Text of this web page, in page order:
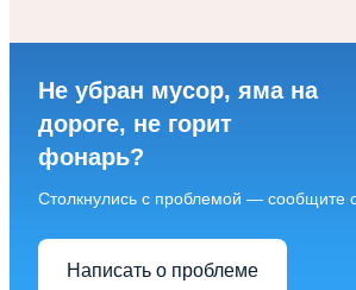
Не убран мусор, яма на
дороге, не горит
фонарь?
Столкнулись с проблемой — сообщите
Написать о проблеме